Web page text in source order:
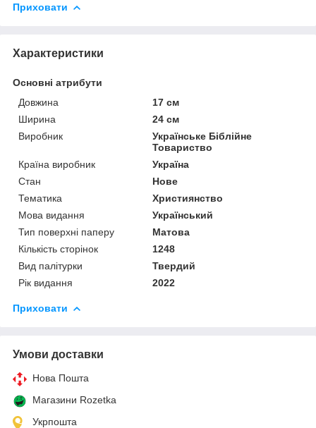
Приховати
Характеристики
Основні атрибути
Довжина
17 см
Ширина
24 см
Виробник
Українське Біблійне
Товариство
Країна виробник
Україна
Стан
Нове
Тематика
Християнство
Мова видання
Український
Тип поверхні паперу
Матова
Кількість сторінок
1248
Вид палітурки
Твердий
Рік видання
2022
Приховати
Умови доставки
Нова Пошта
Магазини Rozetka
Укрпошта